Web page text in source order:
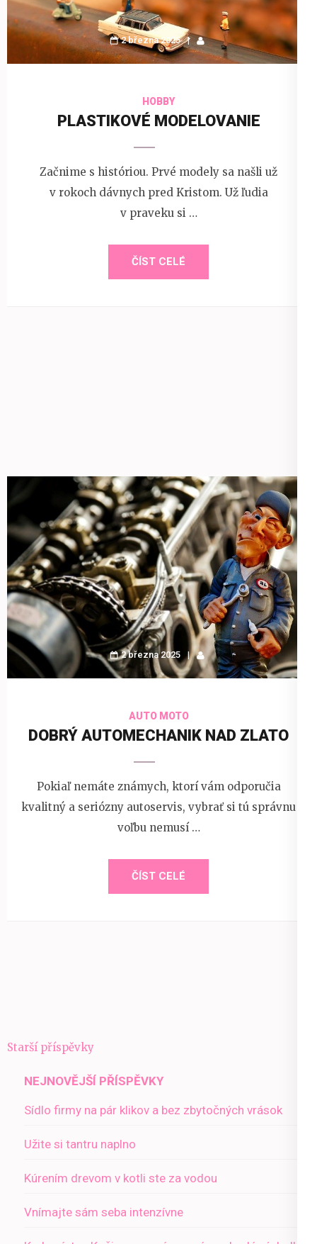
2 března 2025
HOBBY
PLASTIKOVÉ MODELOVANIE
Začnime s históriou. Prvé modely sa našli už
v rokoch dávnych pred Kristom. Už ľudia
v praveku si …
ČÍST CELÉ
2 března 2025
AUTO MOTO
DOBRÝ AUTOMECHANIK NAD ZLATO
Pokiaľ nemáte známych, ktorí vám odporučia
kvalitný a seriózny autoservis, vybrať si tú správnu
voľbu nemusí …
ČÍST CELÉ
Navigace
příspěvky
Starší příspěvky
NEJNOVĚJŠÍ PŘÍSPĚVKY
Sídlo firmy na pár klikov a bez zbytočných vrások
Užite si tantru naplno
Kúrením drevom v kotli ste za vodou
Vnímajte sám seba intenzívne